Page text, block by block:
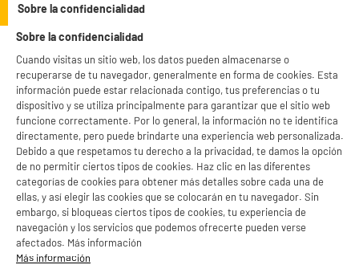
Sobre la confidencialidad
Sobre la confidencialidad
Cuando visitas un sitio web, los datos pueden almacenarse o
recuperarse de tu navegador, generalmente en forma de cookies. Esta
información puede estar relacionada contigo, tus preferencias o tu
dispositivo y se utiliza principalmente para garantizar que el sitio web
funcione correctamente. Por lo general, la información no te identifica
directamente, pero puede brindarte una experiencia web personalizada.
Debido a que respetamos tu derecho a la privacidad, te damos la opción
de no permitir ciertos tipos de cookies. Haz clic en las diferentes
categorías de cookies para obtener más detalles sobre cada una de
ellas, y así elegir las cookies que se colocarán en tu navegador. Sin
embargo, si bloqueas ciertos tipos de cookies, tu experiencia de
navegación y los servicios que podemos ofrecerte pueden verse
afectados. Más información
Más información